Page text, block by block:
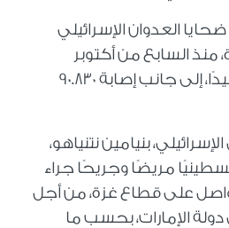
العدوان الإسرائيلي
السابع من أكتوبر
الماضي، إلى 39.324 شهيدًا، إلى جانب إصابة 90.830
بنيامين نتنياهو،
طفلًا فلسطينيًا مريضًا وجريحًا جراء
على قطاع غزة، من أجل
الإمارات، بحسب ما